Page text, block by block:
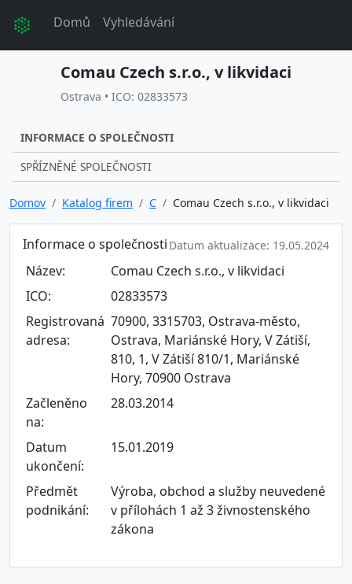
Domů Vyhledávání
Comau Czech s.r.o., v likvidaci
Ostrava • ICO: 02833573
INFORMACE O SPOLEČNOSTI
SPŘÍZNĚNÉ SPOLEČNOSTI
Domov Katalog firem C Comau Czech s.r.o., v likvidaci
Informace o společnosti Datum aktualizace: 19.05.2024
Název:
Comau Czech s.r.o., v likvidaci
ICO:
02833573
Registrovaná
adresa:
70900, 3315703, Ostrava-město,
Ostrava, Mariánské Hory, V Zátiší,
810, 1, V Zátiší 810/1, Mariánské
Hory, 70900 Ostrava
Začleněno
na:
28.03.2014
Datum
ukončení:
15.01.2019
Předmět
podnikání:
Výroba, obchod a služby neuvedené
v přílohách 1 až 3 živnostenského
zákona